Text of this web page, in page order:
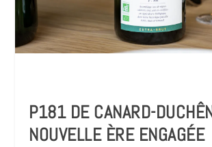
P181 DE CANARD-
NOUVELLE ÈRE ENGAGÉE